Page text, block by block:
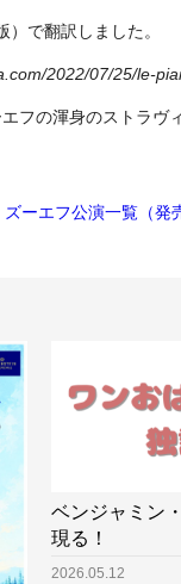
で翻訳しました。
2022/07/25/le-
フの渾身のストラヴ
ーエフ公演一覧（発
ベンジャミン
現る！
2026.05.12